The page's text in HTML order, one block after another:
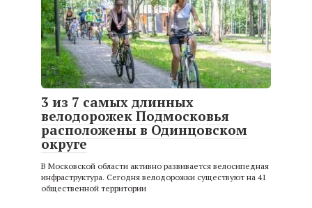
3 из 7 самых длинных
велодорожек Подмосковья
расположены в Одинцовском
округе
В Московской области активно развивается велосипедная
инфраструктура. Сегодня велодорожки существуют на 41
общественной территории